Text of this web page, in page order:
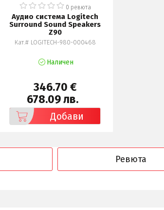
0 ревюта
Аудио система Logitech
Surround Sound Speakers
Z90
Кат.# LOGITECH-980-000468
Наличен
346.70 €
678.09 лв.
Добави
Ревюта